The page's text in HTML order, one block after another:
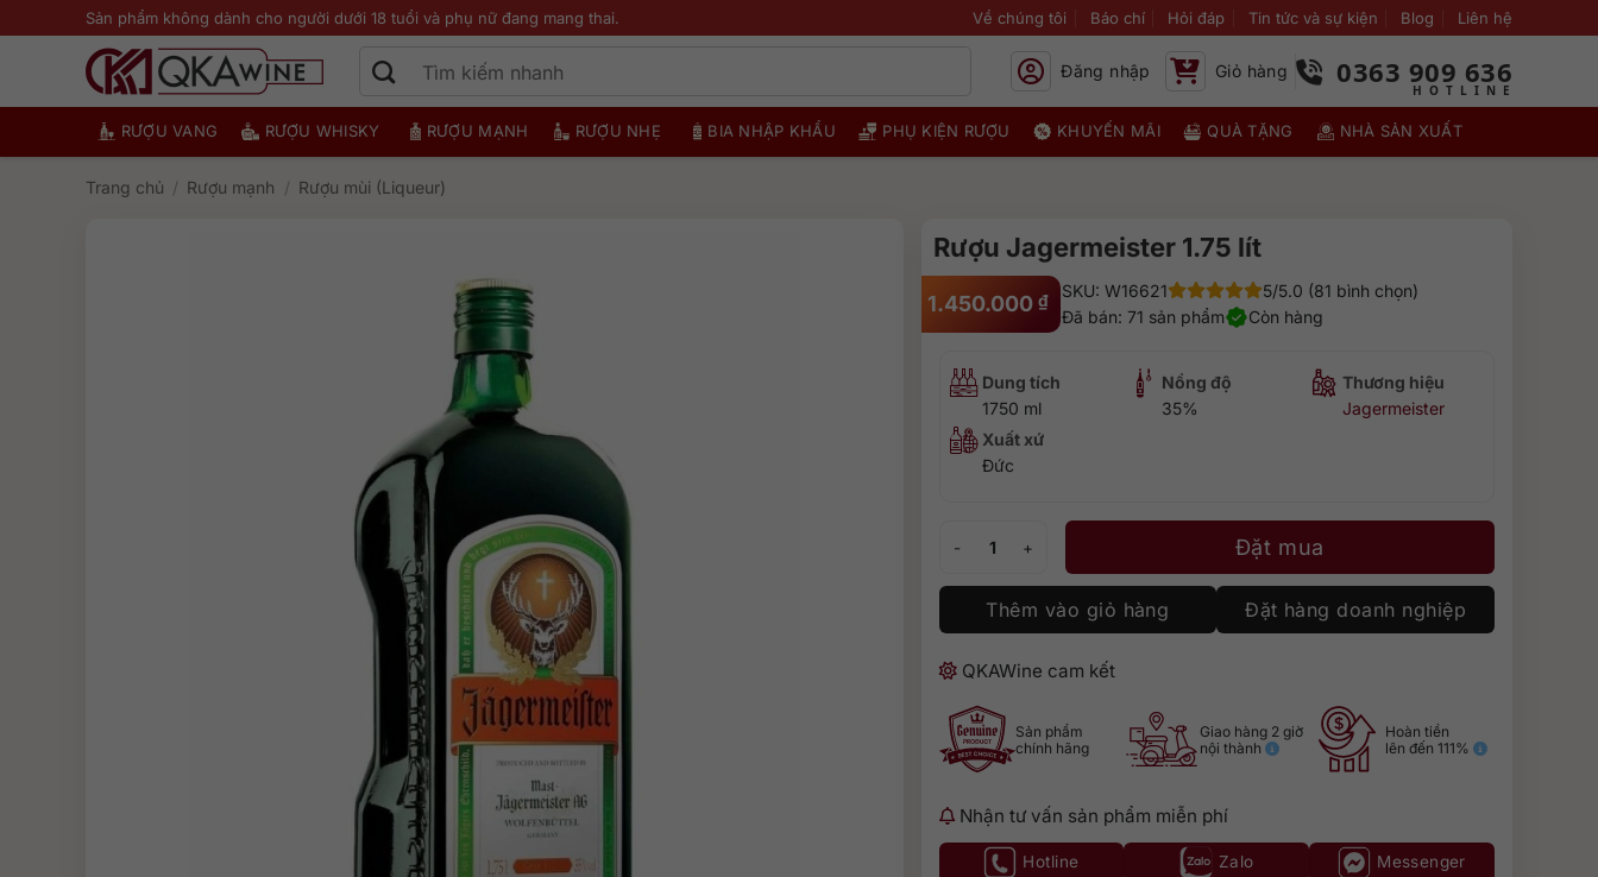
qua
Sản phẩm không dành cho người dưới 18 tuổi và phụ nữ đang mang thai. Về chúng tôi Báo chí Hỏi đáp Tin tức và sự kiện Blog Liên hệ
Đăng nhập Giỏ hàng 0363 909 636
RƯỢU VANG RƯỢU WHISKY RƯỢU MẠNH RƯỢU NHẸ BIA NHẬP KHẨU PHỤ KIỆN RƯỢU KHUYẾN MÃI QUÀ TẶNG NHÀ SẢN XUẤT
Trang chủ / Rượu mạnh / Rượu mùi (Liqueur)
Rượu Jagermeister 1.75 lít
1.450.000 ₫ SKU: W16621
5/5.0 (81 bình chọn)
Đã bán: 71 sản phẩm
Còn hàng
Dung tích
1750 ml
Nồng độ
35%
Thương hiệu
Jagermeister
Xuất xứ
Đức
Đặt mua
Thêm vào giỏ hàng Đặt hàng doanh nghiệp
QKAWine cam kết
Sản phẩm
chính hãng
Giao hàng 2 giờ
nội thành
Hoàn tiền
lên đến 111%
Nhận tư vấn sản phẩm miễn phí
Hotline Zalo Messenger